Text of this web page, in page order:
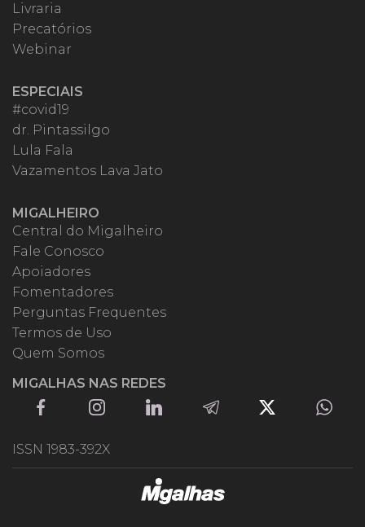
Livraria
Precatórios
Webinar
ESPECIAIS
#covid19
dr. Pintassilgo
Lula Fala
Vazamentos Lava Jato
MIGALHEIRO
Central do Migalheiro
Fale Conosco
Apoiadores
Fomentadores
Perguntas Frequentes
Termos de Uso
Quem Somos
MIGALHAS NAS REDES
ISSN 1983-392X